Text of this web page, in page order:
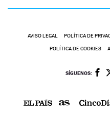
AVISO LEGAL POLÍTICA DE
POLÍTICA DE COOKIES
SÍGUENOS: